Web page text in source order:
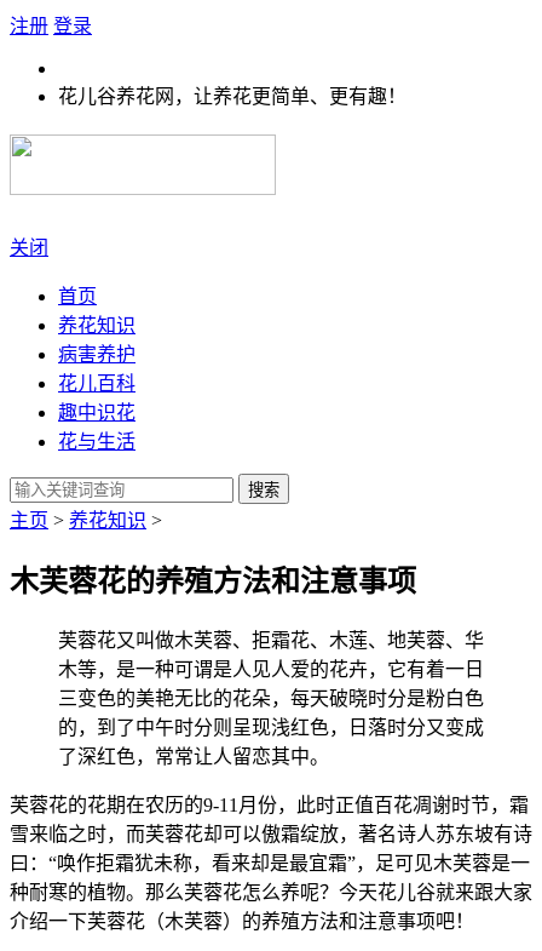
注册 登录
花儿谷养花网，让养花更简单、更有趣！
关闭
首页
养花知识
病害养护
花儿百科
趣中识花
花与生活
搜索
主页 > 养花知识 >
木芙蓉花的养殖方法和注意事项
芙蓉花又叫做木芙蓉、拒霜花、木莲、地芙蓉、华
木等，是一种可谓是人见人爱的花卉，它有着一日
三变色的美艳无比的花朵，每天破晓时分是粉白色
的，到了中午时分则呈现浅红色，日落时分又变成
了深红色，常常让人留恋其中。
芙蓉花的花期在农历的9-11月份，此时正值百花凋谢时节，霜
雪来临之时，而芙蓉花却可以傲霜绽放，著名诗人苏东坡有诗
曰：“唤作拒霜犹未称，看来却是最宜霜”，足可见木芙蓉是一
种耐寒的植物。那么芙蓉花怎么养呢？今天花儿谷就来跟大家
介绍一下芙蓉花（木芙蓉）的养殖方法和注意事项吧！